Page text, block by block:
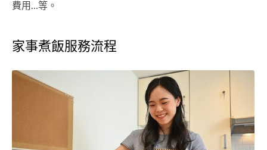
費用...等。
家事煮飯服務流程